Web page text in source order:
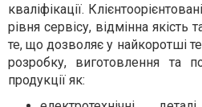
кваліфікації.
рівня сервісу, відмінна якість
те, що дозволяє у найкоротші
розробку, виготовлення та
продукції як: